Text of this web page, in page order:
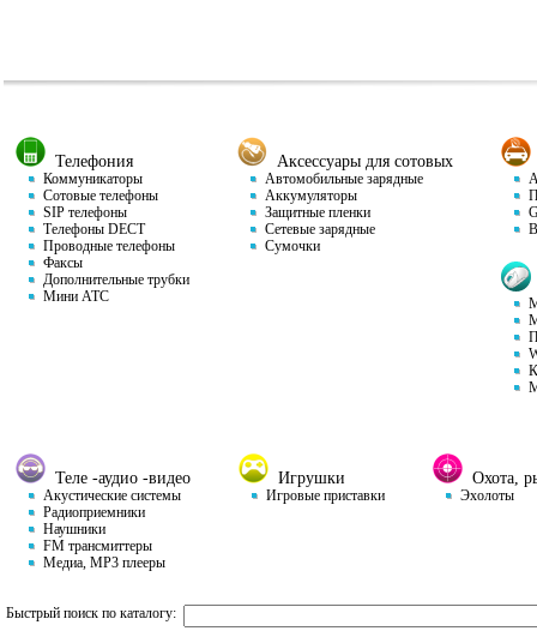
Телефония
Коммуникаторы
Сотовые телефоны
SIP телефоны
Телефоны DECT
Проводные телефоны
Факсы
Дополнительные трубки
Мини АТС
Аксессуары для сотовых
Автомобильные зарядные
Аккумуляторы
Защитные пленки
Сетевые зарядные
Сумочки
Теле -аудио -видео
Акустические системы
Радиоприемники
Наушники
FM трансмиттеры
Медиа, MP3 плееры
Игрушки
Игровые приставки
Охота,
Эхолоты
Быстрый поиск по каталогу: